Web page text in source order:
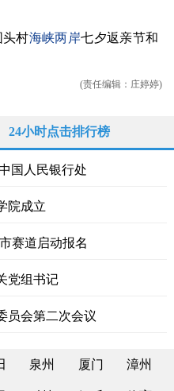
头村海峡两岸七夕返亲节和
(责任编辑：庄婷婷)
24小时点击排行榜
国人民银行处
院成立
赛道启动报名
党组书记
员会第二次会议
泉州 厦门 漳州